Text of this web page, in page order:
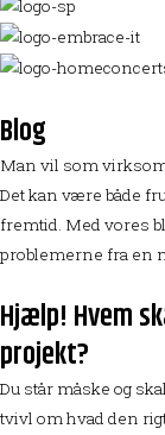
Blog
Man vil som
Det kan være både
fremtid. Med vores
problemerne fra en
Hjælp! Hvem
projekt?
Du står måske og
tvivl om hvad den